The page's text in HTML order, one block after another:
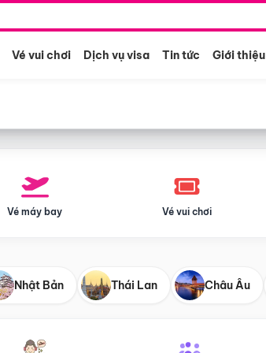
Vé vui chơi Dịch vụ visa Tin tức Giới thiệu
Vé máy bay Vé vui chơi
Nhật Bản Thái Lan Châu Âu